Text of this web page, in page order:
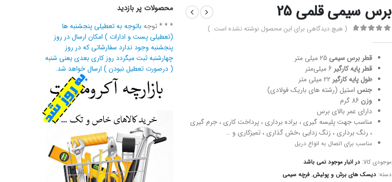
برس سیمی قلمی 25
( هیچ دیدگاهی برای این محصول نوشته نشده است. )
قطر برس سیمی
قطر پایه کارگیر
طول پایه کارگیر
جنس استیل (رشته های باریک فولادی)
وزن
دارای عمر بالای برس
مناسب جهت پلیسه گیری ، براده برداری ، پرداخت کاری ، جرم گیری
، رنگ برداری ، زنگ زدایی ،خش گذاری ، تمیزکاری و …
مناسب برای اتصال به انواع دریل
موجودی کالا: در انبار موجود نمی باشد
دسته: دیسک های برش و پولیش, فرچه سیمی
محصولات پر بازدید
* * * توجه باتوجه به تعطیلی پنجشنبه ها
(تعطیلی پست و ادارات ) امکان ارسال در روز
پنجشنبه وجود ندارد سفارشاتی که در روز
چهارشنبه ثبت میگردد روز کاری بعدی یعنی شنبه
( درصورت تعطیل نبودن ) ارسال خواهد شد.